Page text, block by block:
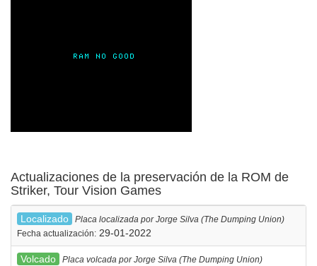
Actualizaciones de la preservación de la ROM de
Striker, Tour Vision Games
Localizado
Placa localizada por Jorge Silva (The Dumping Union)
Fecha actualización: 29-01-2022
Volcado
Placa volcada por Jorge Silva (The Dumping Union)